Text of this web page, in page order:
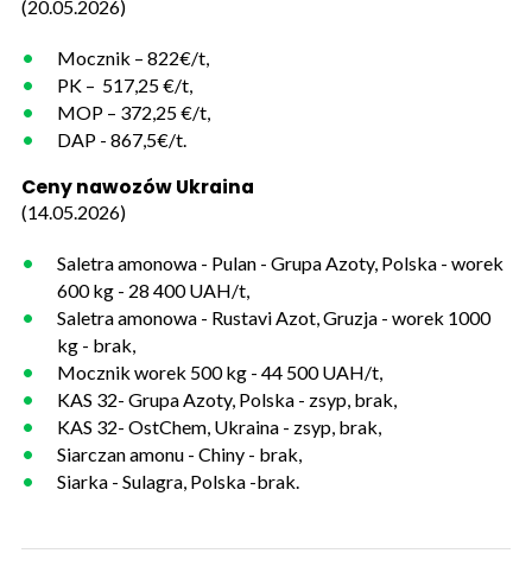
(20.05.2026)
Mocznik – 822€/t,
PK – 517,25 €/t,
MOP – 372,25 €/t,
DAP - 867,5€/t.
Ceny nawozów Ukraina
(14.05.2026)
Saletra amonowa - Pulan - Grupa Azoty, Polska - worek
600 kg - 28 400 UAH/t,
Saletra amonowa - Rustavi Azot, Gruzja - worek 1000
kg - brak,
Mocznik worek 500 kg - 44 500 UAH/t,
KAS 32- Grupa Azoty, Polska - zsyp, brak,
KAS 32- OstChem, Ukraina - zsyp, brak,
Siarczan amonu - Chiny - brak,
Siarka - Sulagra, Polska -brak.